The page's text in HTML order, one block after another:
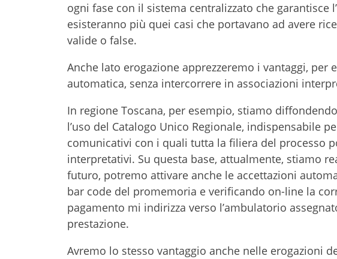
ogni fase con il sistema centralizzato che
esisteranno più quei casi che portavano ad avere
valide o false.
Anche lato erogazione apprezzeremo i vantaggi,
automatica, senza intercorrere in associazioni
In regione Toscana, per esempio, stiamo
l’uso del Catalogo Unico Regionale, indispensabile
comunicativi con i quali tutta la filiera del processo
interpretativi. Su questa base, attualmente, stiamo
futuro, potremo attivare anche le accettazioni
bar code del promemoria e verificando on-line la
pagamento mi indirizza verso l’ambulatorio
prestazione.
Avremo lo stesso vantaggio anche nelle erogazioni